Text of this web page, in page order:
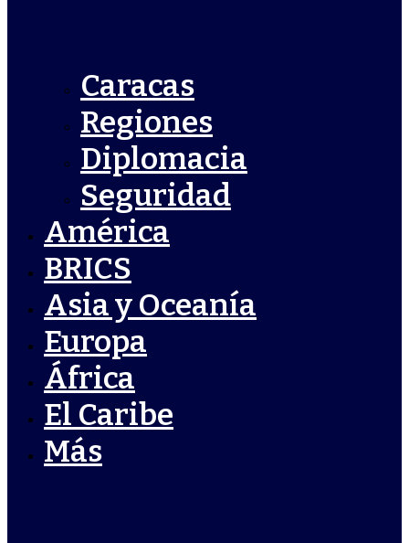
Caracas
Regiones
Diplomacia
Seguridad
América
BRICS
Asia y Oceanía
Europa
África
El Caribe
Más